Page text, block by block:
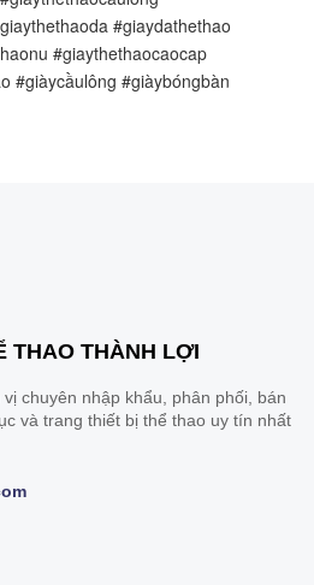
#giaydathethao
#giaythethaocaocap
#giàycầulông #giàybóngbàn
THAO THÀNH LỢI
chuyên nhập khẩu, phân phối, bán
và trang thiết bị thể thao uy tín nhất